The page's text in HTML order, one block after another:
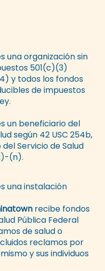
una organización sin
501(c)(3)
y todos los fondos
de impuestos
un beneficiario del
según 42 USC 254b,
Servicio de Salud
(n).
una instalación
recibe fondos
Pública Federal
de salud o
reclamos por
y sus individuos